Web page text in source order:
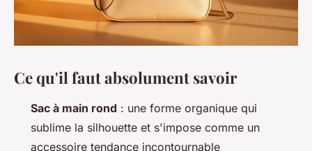
Ce qu'il faut absolument savoir
Sac à main rond : une forme organique qui
sublime la silhouette et s'impose comme un
accessoire tendance incontournable